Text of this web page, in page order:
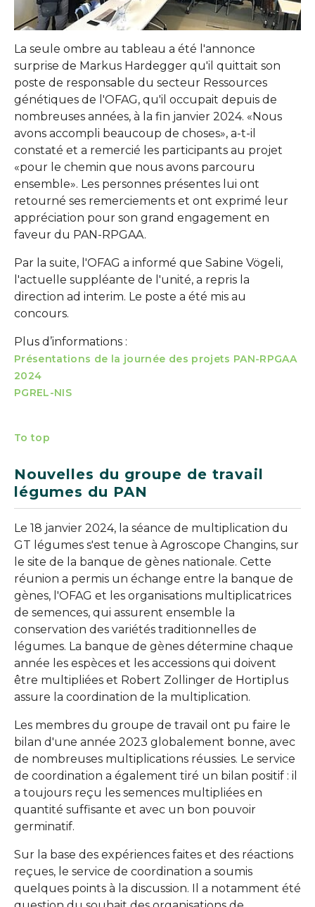
La seule ombre au tableau a été l'annonce
surprise de Markus Hardegger qu'il quittait son
poste de responsable du secteur Ressources
génétiques de l'OFAG, qu'il occupait depuis de
nombreuses années, à la fin janvier 2024. «Nous
avons accompli beaucoup de choses», a-t-il
constaté et a remercié les participants au projet
«pour le chemin que nous avons parcouru
ensemble». Les personnes présentes lui ont
retourné ses remerciements et ont exprimé leur
appréciation pour son grand engagement en
faveur du PAN-RPGAA.
Par la suite, l'OFAG a informé que Sabine Vögeli,
l'actuelle suppléante de l'unité, a repris la
direction ad interim. Le poste a été mis au
concours.
Plus d’informations :
Présentations de la journée des projets PAN-RPGAA
2024
PGREL-NIS
To top
Nouvelles du groupe de travail
légumes du PAN
Le 18 janvier 2024, la séance de multiplication du
GT légumes s'est tenue à Agroscope Changins, sur
le site de la banque de gènes nationale. Cette
réunion a permis un échange entre la banque de
gènes, l'OFAG et les organisations multiplicatrices
de semences, qui assurent ensemble la
conservation des variétés traditionnelles de
légumes. La banque de gènes détermine chaque
année les espèces et les accessions qui doivent
être multipliées et Robert Zollinger de Hortiplus
assure la coordination de la multiplication.
Les membres du groupe de travail ont pu faire le
bilan d'une année 2023 globalement bonne, avec
de nombreuses multiplications réussies. Le service
de coordination a également tiré un bilan positif : il
a toujours reçu les semences multipliées en
quantité suffisante et avec un bon pouvoir
germinatif.
Sur la base des expériences faites et des réactions
reçues, le service de coordination a soumis
quelques points à la discussion. Il a notamment été